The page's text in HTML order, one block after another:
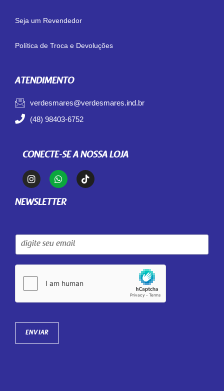
Seja um Revendedor
Política de Troca e Devoluções
ATENDIMENTO
verdesmares@verdesmares.ind.br
(48) 98403-6752
CONECTE-SE A NOSSA LOJA
NEWSLETTER
ENVIAR